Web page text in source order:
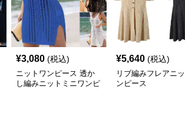
¥3,080 (税込)
ニットワンピース 透か
し編みニットミニワンピ
¥5,640 (税込)
リブ編みフレアニ
ンピース